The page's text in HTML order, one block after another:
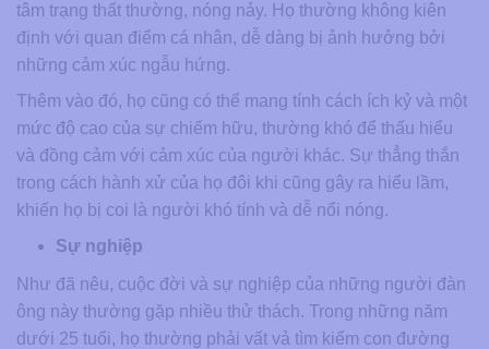
tâm trạng thất thường, nóng nảy. Họ thường không kiên
định với quan điểm cá nhân, dễ dàng bị ảnh hưởng bởi
những cảm xúc ngẫu hứng.
Thêm vào đó, họ cũng có thể mang tính cách ích kỷ và một
mức độ cao của sự chiếm hữu, thường khó để thấu hiểu
và đồng cảm với cảm xúc của người khác. Sự thẳng thắn
trong cách hành xử của họ đôi khi cũng gây ra hiểu lầm,
khiến họ bị coi là người khó tính và dễ nổi nóng.
Sự nghiệp
Như đã nêu, cuộc đời và sự nghiệp của những người đàn
ông này thường gặp nhiều thử thách. Trong những năm
dưới 25 tuổi, họ thường phải vất vả tìm kiếm con đường